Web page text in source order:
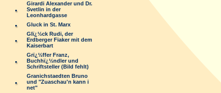
Girardi Alexander und Dr.
Svetlin in der
Leonhardgasse
Gluck in St. Marx
Glï¿½ck Rudi, der
Erdberger Fiaker mit dem
Kaiserbart
Grï¿½ffer Franz,
Buchhï¿½ndler und
Schriftsteller (Bild fehlt)
Granichstaedten Bruno
und "Zuaschau'n kann i
net"